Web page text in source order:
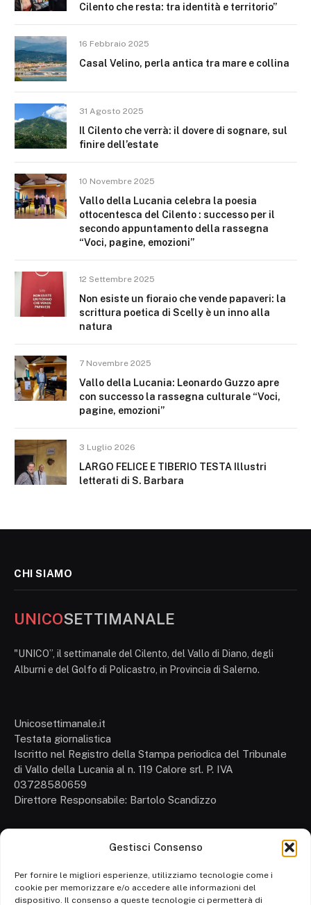
Gestisci Consenso
Per fornire le migliori esperienze, utilizziamo tecnologie come i
cookie per memorizzare e/o accedere alle informazioni del
dispositivo. Il consenso a queste tecnologie ci permetterà di
Cilento che resta: tra identità e territorio”
16 Febbraio 2025
Casal Velino, perla antica tra mare e collina
31 Agosto 2025
Il Cilento che verrà: il dovere di sognare, sul
finire dell’estate
10 Novembre 2025
Vallo della Lucania celebra la poesia
ottocentesca del Cilento : successo per il
secondo appuntamento della rassegna
“Voci, pagine, emozioni”
12 Settembre 2025
Non esiste un fioraio che vende papaveri: la
scrittura poetica di Scelly è un inno alla
natura
7 Novembre 2025
Vallo della Lucania: Leonardo Guzzo apre
con successo la rassegna culturale “Voci,
pagine, emozioni”
3 Luglio 2026
LARGO FELICE E TIBERIO TESTA Illustri
letterati di S. Barbara
CHI SIAMO
UNICOSETTIMANALE
"UNICO”, il settimanale del Cilento, del Vallo di Diano, degli
Alburni e del Golfo di Policastro, in Provincia di Salerno.
Unicosettimanale.it
Testata giornalistica
Iscritto nel Registro della Stampa periodica del Tribunale
di Vallo della Lucania al n. 119 Calore srl. P. IVA
03728580659
Direttore Responsabile: Bartolo Scandizzo
Attualità
Politica